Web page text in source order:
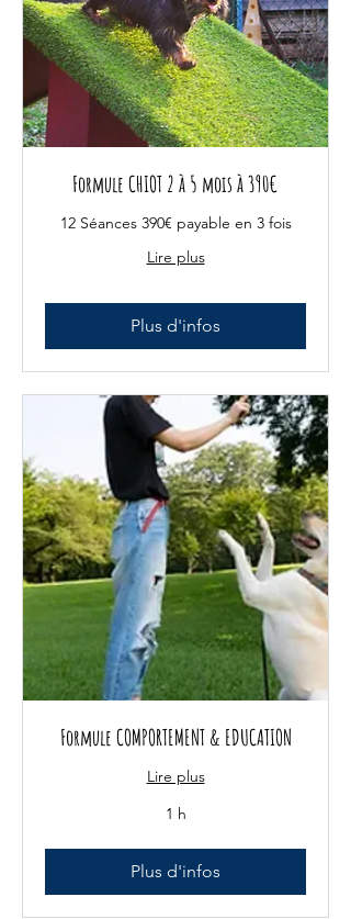
Formule CHIOT 2 à 5 mois à 390€
12 Séances 390€ payable en 3 fois
Lire plus
Plus d'infos
Formule COMPORTEMENT & EDUCATION
Lire plus
1 h
Plus d'infos